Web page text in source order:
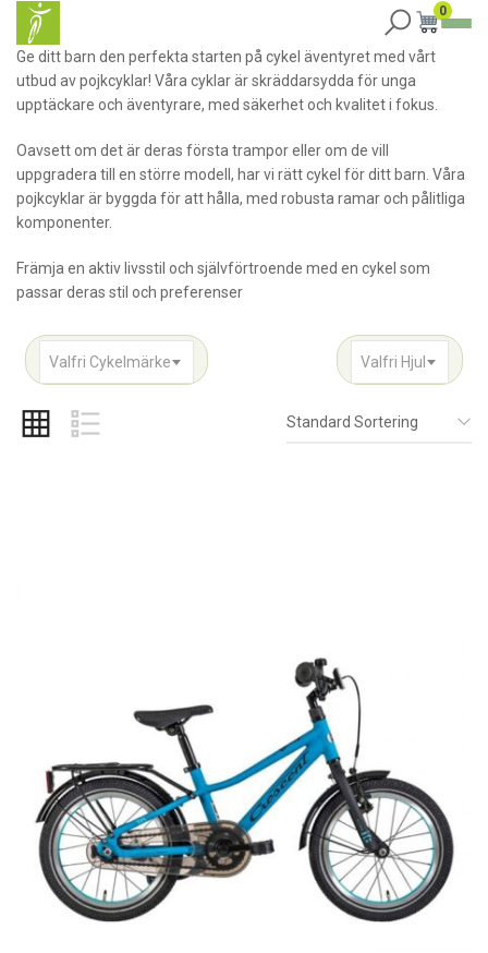
0
Ge ditt barn den perfekta starten på cykel äventyret med vårt
utbud av pojkcyklar! Våra cyklar är skräddarsydda för unga
upptäckare och äventyrare, med säkerhet och kvalitet i fokus.
Oavsett om det är deras första trampor eller om de vill
uppgradera till en större modell, har vi rätt cykel för ditt barn. Våra
pojkcyklar är byggda för att hålla, med robusta ramar och pålitliga
komponenter.
Främja en aktiv livsstil och självförtroende med en cykel som
passar deras stil och preferenser
Valfri Cykelmärke Valfri Hjul
Standard Sortering